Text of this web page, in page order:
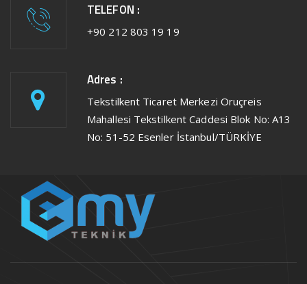
TELEFON :
+90 212 803 19 19
Adres :
Tekstilkent Ticaret Merkezi Oruçreis
Mahallesi Tekstilkent Caddesi Blok No: A13
No: 51-52 Esenler İstanbul/TÜRKİYE